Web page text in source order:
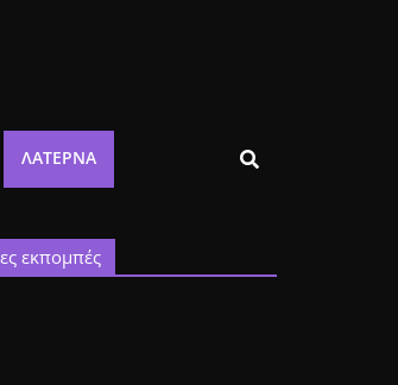
ΛΑΤΈΡΝΑ
εκπομπές